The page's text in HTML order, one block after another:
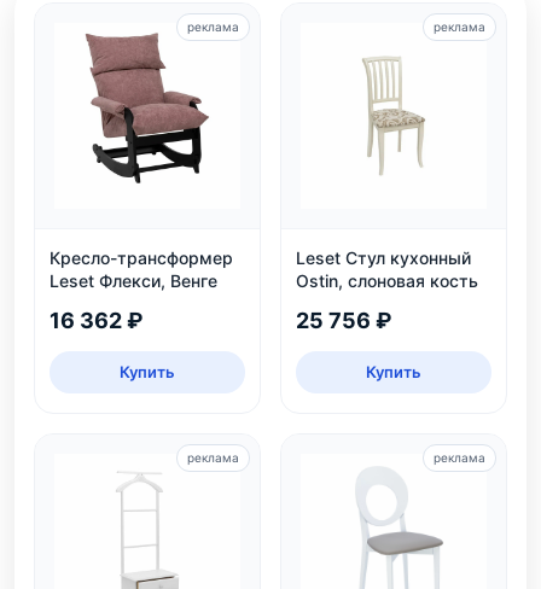
Кресло-трансформер
Leset Флекси, Венге
16 362 ₽
Купить
реклама
Leset Стул кухонный
Ostin, слоновая кость
25 756 ₽
Купить
реклама
реклама реклама